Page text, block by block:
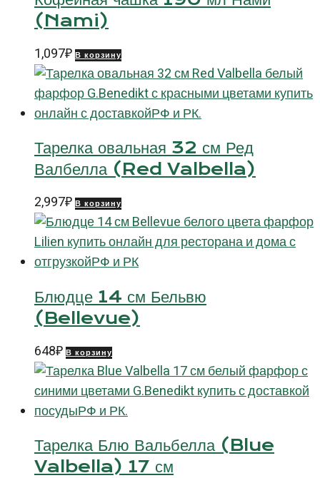
(Nami)
1,097₽ В корзину
Тарелка овальная 32 см Ред
Валбелла (Red Valbella)
2,997₽ В корзину
Блюдце 14 см Бельвю
(Bellevue)
648₽ В корзину
Тарелка Блю Вальбелла (Blue
Valbella) 17 см